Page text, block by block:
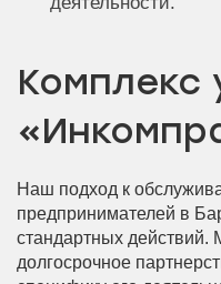
Комплекс
Наш подход к
предпринимателей в
стандартных
долгосрочное